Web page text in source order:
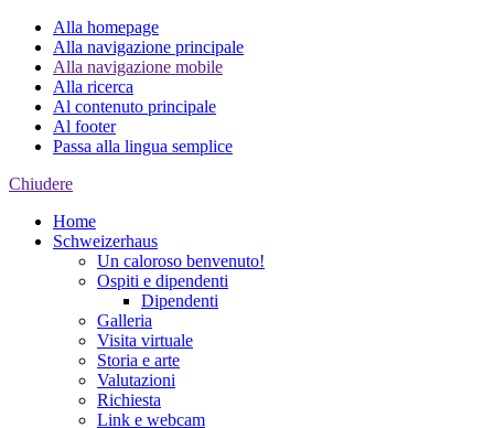
Alla homepage
Alla navigazione principale
Alla navigazione mobile
Alla ricerca
Al contenuto principale
Al footer
Passa alla lingua semplice
Chiudere
Home
Schweizerhaus
Un caloroso benvenuto!
Ospiti e dipendenti
Dipendenti
Galleria
Visita virtuale
Storia e arte
Valutazioni
Richiesta
Link e webcam